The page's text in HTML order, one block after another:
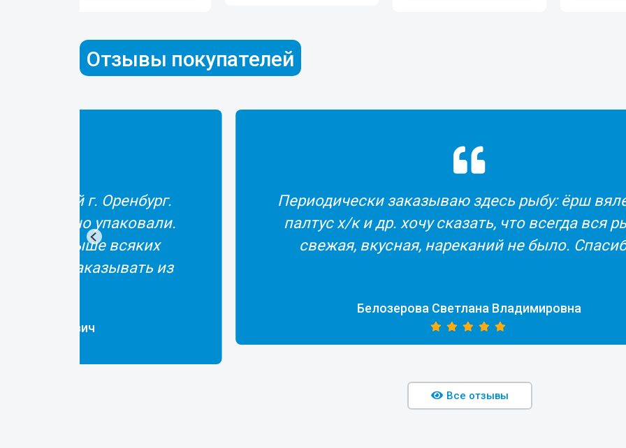
Отзывы покупателей
далекий г. Оренбург.
упаковали.
рыбка выше всяких
заказывать из
Владимирович
Периодически заказываю здесь рыбу: ёрш
палтус х/к и др. хочу сказать, что всегда вся
свежая, вкусная, нареканий не было.
Белозерова Светлана Владимировна
Все отзывы